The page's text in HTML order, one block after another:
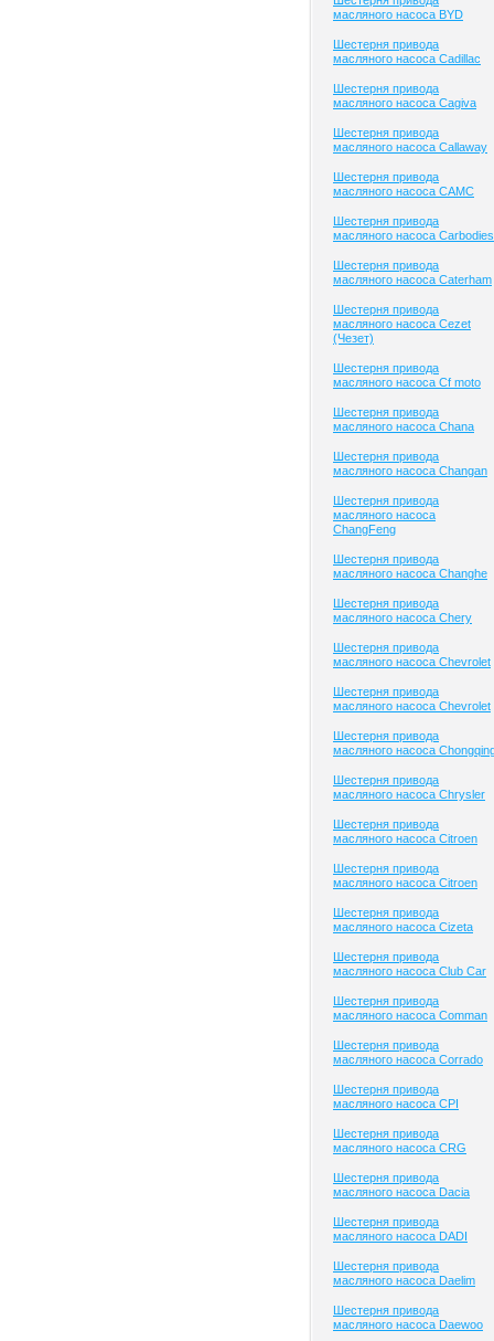
масляного насоса BYD
Шестерня привода
масляного насоса Cadillac
Шестерня привода
масляного насоса Cagiva
Шестерня привода
масляного насоса Callaway
Шестерня привода
масляного насоса CAMC
Шестерня привода
масляного насоса Carbodies
Шестерня привода
масляного насоса Caterham
Шестерня привода
масляного насоса Cezet
(Чезет)
Шестерня привода
масляного насоса Cf moto
Шестерня привода
масляного насоса Chana
Шестерня привода
масляного насоса Changan
Шестерня привода
масляного насоса
ChangFeng
Шестерня привода
масляного насоса Changhe
Шестерня привода
масляного насоса Chery
Шестерня привода
масляного насоса Chevrolet
Шестерня привода
масляного насоса Chevrolet
Шестерня привода
масляного насоса
Шестерня привода
масляного насоса Chrysler
Шестерня привода
масляного насоса Citroen
Шестерня привода
масляного насоса Citroen
Шестерня привода
масляного насоса Cizeta
Шестерня привода
масляного насоса Club Сar
Шестерня привода
масляного насоса Comman
Шестерня привода
масляного насоса Corrado
Шестерня привода
масляного насоса CPI
Шестерня привода
масляного насоса CRG
Шестерня привода
масляного насоса Dacia
Шестерня привода
масляного насоса DADI
Шестерня привода
масляного насоса Daelim
Шестерня привода
масляного насоса Daewoo